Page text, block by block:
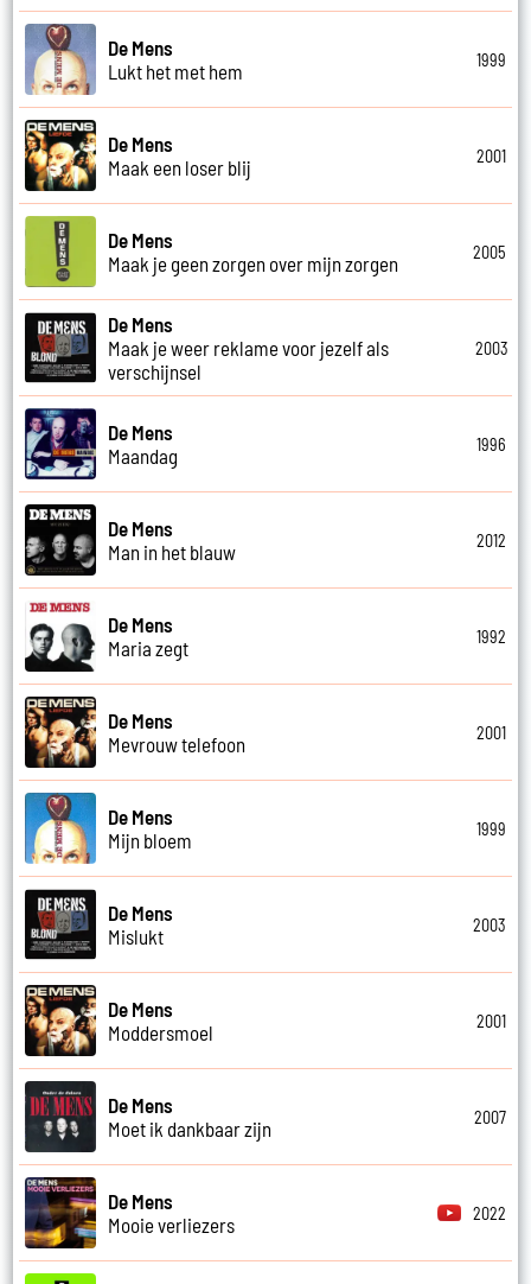
De Mens
Lukt het met hem
1999
De Mens
Maak een loser blij
2001
De Mens
Maak je geen zorgen over mijn zorgen
2005
De Mens
Maak je weer reklame voor jezelf als
verschijnsel
2003
De Mens
Maandag
1996
De Mens
Man in het blauw
2012
De Mens
Maria zegt
1992
De Mens
Mevrouw telefoon
2001
De Mens
Mijn bloem
1999
De Mens
Mislukt
2003
De Mens
Moddersmoel
2001
De Mens
Moet ik dankbaar zijn
2007
De Mens
Mooie verliezers
2022